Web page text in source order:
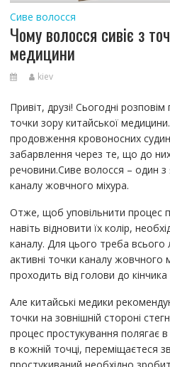
Сиве волосся
Чому волосся сивіє з
медицини
kiev
Привіт, друзі! Сьогодні
точки зору китайської
продовження кровоносних
забарвлення через те, що до
речовини.Сиве волосся – один
каналу жовчного міхура.
Отже, щоб уповільнити процес
навіть відновити їх колір,
каналу. Для цього треба
активні точки каналу жовчного
проходить від голови до
Але китайські медики
точки на зовнішній стороні
процес простукування полягає
в кожній точці, переміщаєтеся